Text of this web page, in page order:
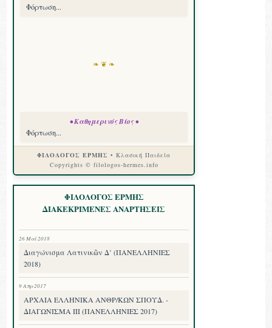
Φόρτωση...
❧ ❦ ❧
• Καθημερινός Βίος •
Φόρτωση...
ΦΙΛΟΛΟΓΟΣ ΕΡΜΗΣ • Κλασική Παιδεία
Copyrights © filologos-hermes.info
ΦΙΛΟΛΟΓΟΣ ΕΡΜΗΣ
ΔΙΑΚΕΚΡΙΜΕΝΕΣ ΑΝΑΡΤΗΣΕΙΣ
26 Μαΐ 2018
Διαγώνισμα Λατινικῶν Δ’ (ΠΑΝΕΛΛΗΝΙΕΣ
2018)
9 Απρ 2017
ΑΡΧΑΙΑ ΕΛΛΗΝΙΚΑ ΑΝΘΡ/ΚΩΝ ΣΠΟΥΔ. -
ΔΙΑΓΩΝΙΣΜΑ III (ΠΑΝΕΛΛΗΝΙΕΣ 2017)